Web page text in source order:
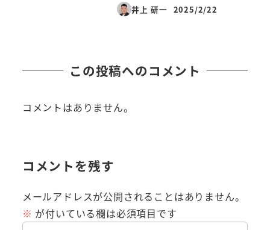
井上 研一
投稿日
2025/2/22
この投稿へのコメント
コメントはありません。
コメントを残す
メールアドレスが公開されることはありません。
※ が付いている欄は必須項目です